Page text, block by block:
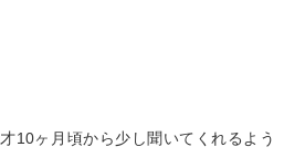
10ヶ月頃から少し聞いてくれるよう